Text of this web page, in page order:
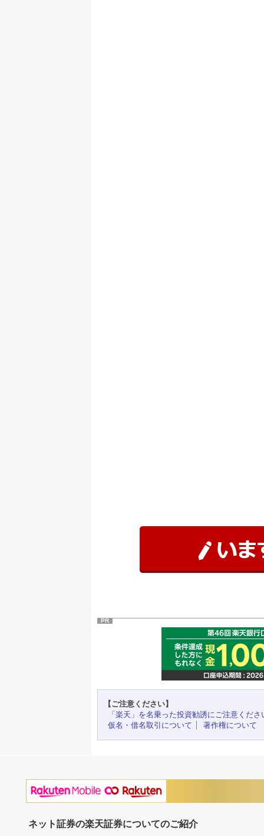
PR
【ご注意ください】
「楽天」を名乗った投資勧誘にご注意くださ
仮名・借名取引について
著作権について
ネット証券の楽天証券についてのご紹介